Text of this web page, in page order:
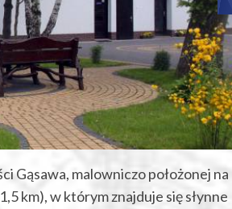
malowniczo położonej na
km), w którym znajduje się słynne